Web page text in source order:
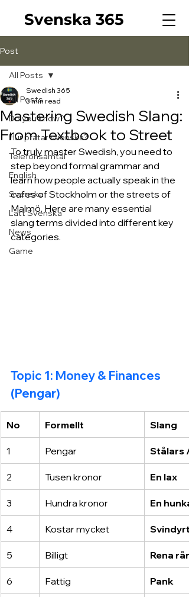
Svenska 365
Post
All Posts
Do you know?
Hur pratar svenska?
Telefonsamtal
English
Svenska
Lätt Svenska
News
Game
All Posts
Mastering Swedish Slang:
From Textbook to Street
Swedish 365
3 min read
To truly master Swedish, you need to
step beyond formal grammar and
learn how people actually speak in the
cafes of Stockholm or the streets of
Malmö. Here are many essential
slang terms divided into different key
categories.
Topic 1: Money & Finances
(Pengar)
No Formellt Slang
1 Pengar Stålars /
2 Tusen kronor En lax
3 Hundra kronor En hunka
4 Kostar mycket Svindyrt
5 Billigt Rena
6 Fattig Pank